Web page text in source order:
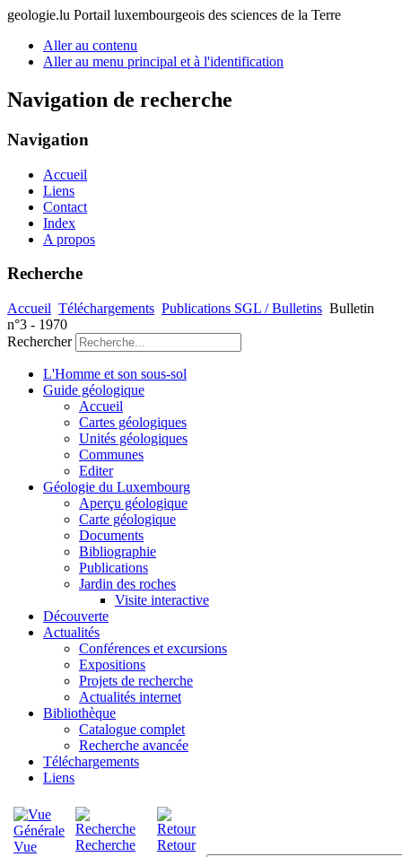
geologie.lu Portail luxembourgeois des sciences de la Terre
Aller au contenu
Aller au menu principal et à l'identification
Navigation de recherche
Navigation
Accueil
Liens
Contact
Index
A propos
Recherche
Accueil Téléchargements Publications SGL / Bulletins Bulletin
n°3 - 1970
Rechercher
L'Homme et son sous-sol
Guide géologique
Accueil
Cartes géologiques
Unités géologiques
Communes
Editer
Géologie du Luxembourg
Aperçu géologique
Carte géologique
Documents
Bibliographie
Publications
Jardin des roches
Visite interactive
Découverte
Actualités
Conférences et excursions
Expositions
Projets de recherche
Actualités internet
Bibliothèque
Catalogue complet
Recherche avancée
Téléchargements
Liens
Vue
Recherche Retour